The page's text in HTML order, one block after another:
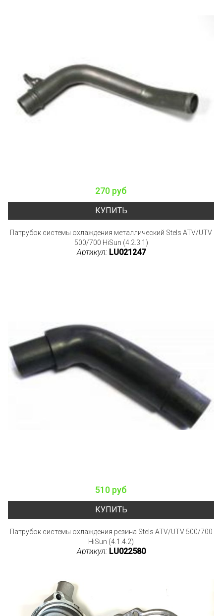
270 руб
КУПИТЬ
Патрубок системы охлаждения металлический Stels ATV/UTV
500/700 HiSun (4.2.3.1)
Артикул: LU021247
510 руб
КУПИТЬ
Патрубок системы охлаждения резина Stels ATV/UTV 500/700
HiSun (4.1.4.2)
Артикул: LU022580